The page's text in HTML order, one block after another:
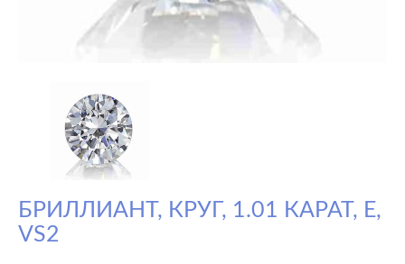
БРИЛЛИАНТ, КРУГ, 1.01 КАРАТ, E,
VS2